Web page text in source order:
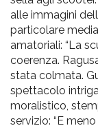
alle immagini
particolare
amatoriali: “La
coerenza.
stata colmata.
spettacolo
moralistico,
servizio: “E